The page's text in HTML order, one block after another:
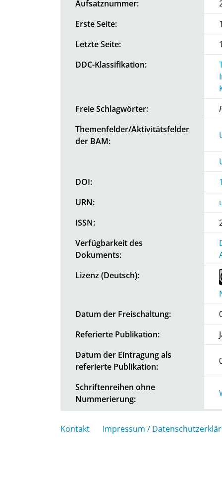
Aufsatznummer:
Erste Seite:
Letzte Seite:
DDC-Klassifikation:
Freie Schlagwörter:
Themenfelder/Aktivitätsfelder
der BAM:
DOI:
URN:
ISSN:
Verfügbarkeit des
Dokuments:
Lizenz (Deutsch):
Datum der Freischaltung:
Referierte Publikation:
Datum der Eintragung als
referierte Publikation:
Schriftenreihen ohne
Nummerierung:
Kontakt Impressum /